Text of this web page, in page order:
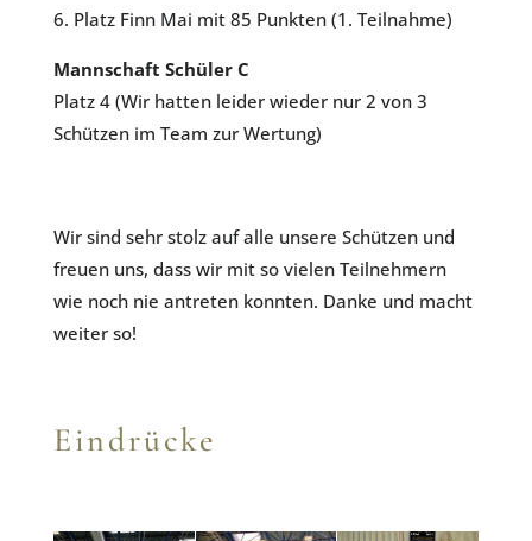
6. Platz Finn Mai mit 85 Punkten (1. Teilnahme)
Mannschaft Schüler C
Platz 4 (Wir hatten leider wieder nur 2 von 3
Schützen im Team zur Wertung)
Wir sind sehr stolz auf alle unsere Schützen und
freuen uns, dass wir mit so vielen Teilnehmern
wie noch nie antreten konnten. Danke und macht
weiter so!
Eindrücke